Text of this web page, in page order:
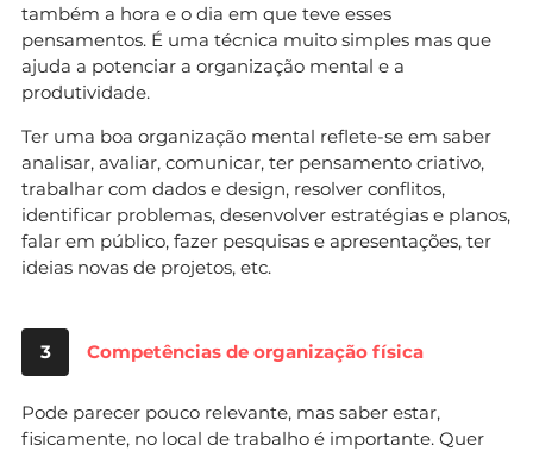
também a hora e o dia em que teve esses
pensamentos. É uma técnica muito simples mas que
ajuda a potenciar a organização mental e a
produtividade.
Ter uma boa organização mental reflete-se em saber
analisar, avaliar, comunicar, ter pensamento criativo,
trabalhar com dados e design, resolver conflitos,
identificar problemas, desenvolver estratégias e planos,
falar em público, fazer pesquisas e apresentações, ter
ideias novas de projetos, etc.
3 Competências de organização física
Pode parecer pouco relevante, mas saber estar,
fisicamente, no local de trabalho é importante. Quer